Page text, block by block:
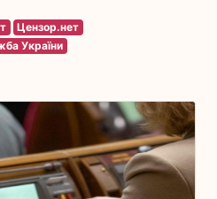
Цензор.нет
України